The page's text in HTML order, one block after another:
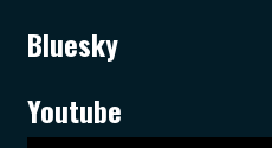
Bluesky
Youtube